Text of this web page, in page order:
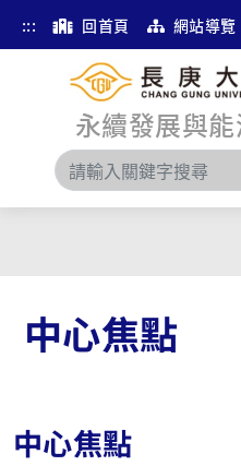
::: 回首頁 網站導覽
永續發展與
中心焦點
中心焦點